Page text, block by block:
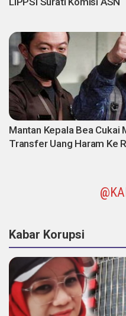
Mantan Kepala Bea Cukai
Transfer Uang Haram Ke
Kabar Korupsi